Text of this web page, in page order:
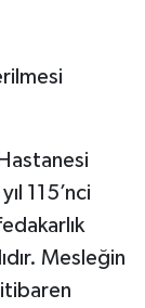
115’nci
Mesleğin
itibaren